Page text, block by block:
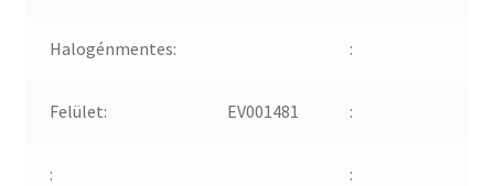
Halogénmentes: :
Felület: EV001481 :
: :